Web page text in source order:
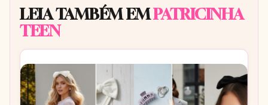
LEIA TAMBÉM EMPATRICINHA
TEEN